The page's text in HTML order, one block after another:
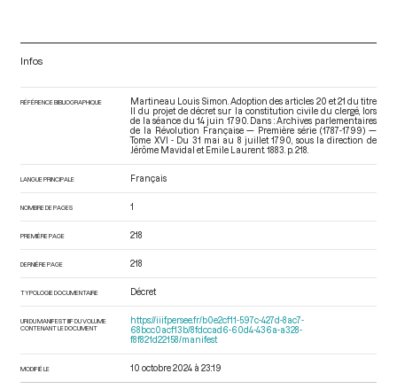
Infos
RÉFÉRENCE BIBLIOGRAPHIQUE
Martineau Louis Simon. Adoption des articles 20 et 21 du titre
II du projet de décret sur la constitution civile du clergé, lors
de la séance du 14 juin 1790. Dans : Archives parlementaires
de la Révolution Française — Première série (1787-1799) —
Tome XVI - Du 31 mai au 8 juillet 1790 , sous la direction de
Jérôme Mavidal et Emile Laurent. 1883. p. 218.
LANGUE PRINCIPALE Français
NOMBRE DE PAGES 1
PREMIÈRE PAGE 218
DERNIÈRE PAGE 218
TYPOLOGIE DOCUMENTAIRE Décret
URI DU MANIFEST IIIF DU VOLUME
CONTENANT LE DOCUMENT
https://iiif.persee.fr/b0e2cf11-597c-427d-8ac7-
68bcc0acf13b/8fdccad6-60d4-436a-a328-
f8f821d22158/manifest
MODIFIÉ LE 10 octobre 2024 à 23:19